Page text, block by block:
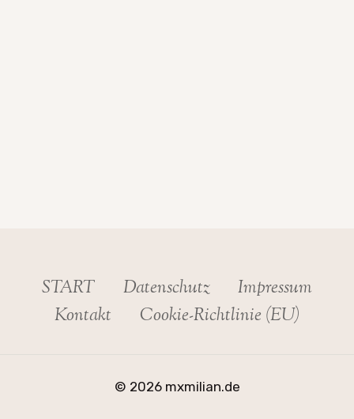
START Datenschutz
Impressum
Kontakt
Cookie-Richtlinie (EU)
© 2026 mxmilian.de